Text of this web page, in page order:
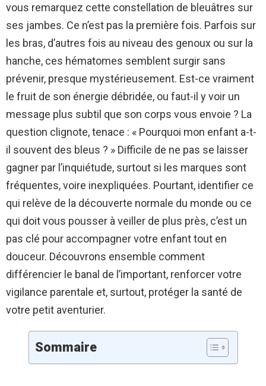
vous remarquez cette constellation de bleuâtres sur
ses jambes. Ce n’est pas la première fois. Parfois sur
les bras, d’autres fois au niveau des genoux ou sur la
hanche, ces hématomes semblent surgir sans
prévenir, presque mystérieusement. Est-ce vraiment
le fruit de son énergie débridée, ou faut-il y voir un
message plus subtil que son corps vous envoie ? La
question clignote, tenace : « Pourquoi mon enfant a-t-
il souvent des bleus ? » Difficile de ne pas se laisser
gagner par l’inquiétude, surtout si les marques sont
fréquentes, voire inexpliquées. Pourtant, identifier ce
qui relève de la découverte normale du monde ou ce
qui doit vous pousser à veiller de plus près, c’est un
pas clé pour accompagner votre enfant tout en
douceur. Découvrons ensemble comment
différencier le banal de l’important, renforcer votre
vigilance parentale et, surtout, protéger la santé de
votre petit aventurier.
Sommaire